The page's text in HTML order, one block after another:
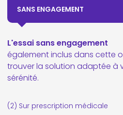
SANS ENGAGEMENT
L'essai sans engagement
également inclus dans cette
trouver la solution adaptée à
sérénité.
(2) Sur prescription médicale